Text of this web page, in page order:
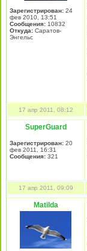
Зарегистрирован: 24
фев 2010, 13:51
Сообщения: 10832
Откуда: Саратов-
Энгельс
17 апр 2011, 08:12
SuperGuard
Зарегистрирован: 20
фев 2011, 16:31
Сообщения: 321
17 апр 2011, 09:09
Matilda